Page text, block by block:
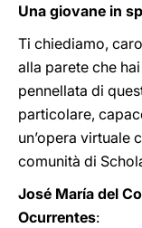
Una giovane in
Ti chiediamo,
alla parete che
pennellata di
particolare,
un’opera virtuale
comunità di
José María del
Ocurrentes: